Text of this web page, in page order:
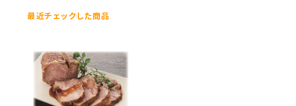
最近チェックした商品